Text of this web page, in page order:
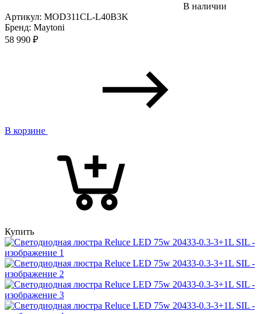
В наличии
Артикул: MOD311CL-L40B3K
Бренд: Maytoni
58 990 ₽
В корзине
Купить